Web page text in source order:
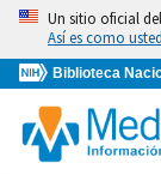
Omita
vaya
al
Contenido
Un sitio oficial
Así es como
Biblioteca